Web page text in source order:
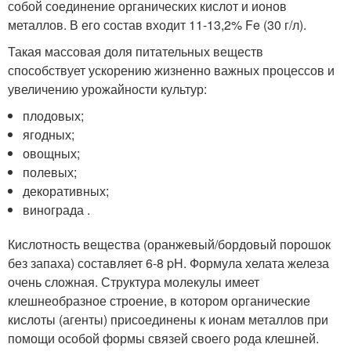
собой соединение органических кислот и ионов
металлов. В его состав входит 11-13,2% Fe (30 г/л).
Такая массовая доля питательных веществ
способствует ускорению жизненно важных процессов и
увеличению урожайности культур:
плодовых;
ягодных;
овощных;
полевых;
декоративных;
винограда .
Кислотность вещества (оранжевый/бордовый порошок
без запаха) составляет 6-8 pH. Формула хелата железа
очень сложная. Структура молекулы имеет
клешнеобразное строение, в котором органические
кислоты (агенты) присоединены к ионам металлов при
помощи особой формы связей своего рода клешней.